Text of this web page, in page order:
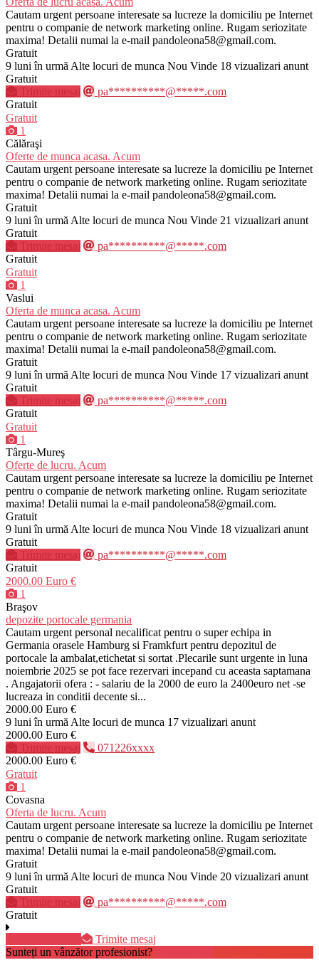
Cautam urgent persoane interesate sa lucreze la domiciliu pe Internet
pentru o companie de network marketing online. Rugam seriozitate
maxima! Detalii numai la e-mail pandoleona58@gmail.com.
Gratuit
9 luni în urmă Alte locuri de munca Nou Vinde 18 vizualizari anunt
Gratuit
Trimite mesaj
pa**********@*****.com
Gratuit
Gratuit
1
Călăraşi
Oferte de munca acasa. Acum
Cautam urgent persoane interesate sa lucreze la domiciliu pe Internet
pentru o companie de network marketing online. Rugam seriozitate
maxima! Detalii numai la e-mail pandoleona58@gmail.com.
Gratuit
9 luni în urmă Alte locuri de munca Nou Vinde 21 vizualizari anunt
Gratuit
Trimite mesaj
pa**********@*****.com
Gratuit
Gratuit
1
Vaslui
Oferta de munca acasa. Acum
Cautam urgent persoane interesate sa lucreze la domiciliu pe Internet
pentru o companie de network marketing online. Rugam seriozitate
maxima! Detalii numai la e-mail pandoleona58@gmail.com.
Gratuit
9 luni în urmă Alte locuri de munca Nou Vinde 17 vizualizari anunt
Gratuit
Trimite mesaj
pa**********@*****.com
Gratuit
Gratuit
1
Târgu-Mureş
Oferte de lucru. Acum
Cautam urgent persoane interesate sa lucreze la domiciliu pe Internet
pentru o companie de network marketing online. Rugam seriozitate
maxima! Detalii numai la e-mail pandoleona58@gmail.com.
Gratuit
9 luni în urmă Alte locuri de munca Nou Vinde 18 vizualizari anunt
Gratuit
Trimite mesaj
pa**********@*****.com
Gratuit
2000.00 Euro €
1
Braşov
depozite portocale germania
Cautam urgent personal necalificat pentru o super echipa in
Germania orasele Hamburg si Framkfurt pentru depozitul de
portocale la ambalat,etichetat si sortat .Plecarile sunt urgente in luna
noiembrie 2025 se pot face rezervari incepand cu aceasta saptamana
. Angajatorii ofera : - salariu de la 2000 de euro la 2400euro net -se
lucreaza in conditii decente si...
2000.00 Euro €
9 luni în urmă Alte locuri de munca 17 vizualizari anunt
2000.00 Euro €
Trimite mesaj
071226xxxx
2000.00 Euro €
Gratuit
1
Covasna
Oferta de lucru. Acum
Cautam urgent persoane interesate sa lucreze la domiciliu pe Internet
pentru o companie de network marketing online. Rugam seriozitate
maxima! Detalii numai la e-mail pandoleona58@gmail.com.
Gratuit
9 luni în urmă Alte locuri de munca Nou Vinde 20 vizualizari anunt
Gratuit
Trimite mesaj
pa**********@*****.com
Gratuit
Trimite mesaj
Sunteți un vânzător profesionist?